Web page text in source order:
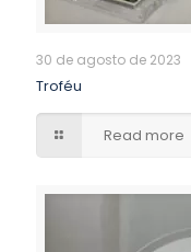
30 de agosto de 2023
Troféu
Read more